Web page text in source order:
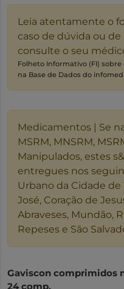
Leia atentamente o
caso de dúvida ou
consulte o seu
Folheto Informativo (FI)
na Base de Dados do
Medicamentos | Se
MSRM, MNSRM,
Manipulados, estes
entregues nos
Urbano da Cidade de
José, Coração de
Abraveses, Mundão,
Repeses e São
Gaviscon comprimidos
24 comp.